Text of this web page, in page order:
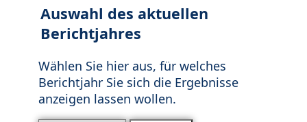
Auswahl des aktuellen
Berichtjahres
Wählen Sie hier aus, für welches
Berichtjahr Sie sich die Ergebnisse
anzeigen lassen wollen.